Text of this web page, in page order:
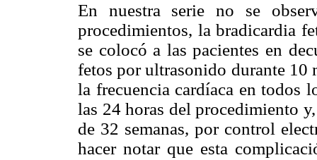
En nuestra serie no se
procedimientos, la bradicardia
se colocó a las pacientes en
fetos por ultrasonido durante 10
la frecuencia cardíaca en todos
las 24 horas del procedimiento
de 32 semanas, por control
hacer notar que esta